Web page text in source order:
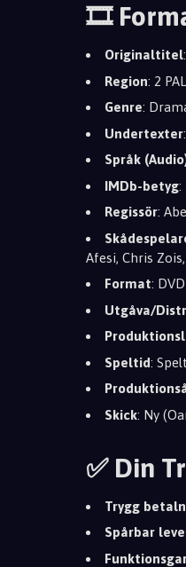
🎞️
Originaltitel
Region: 2
Genre:
Undertexter
Språk
IMDb-betyg:
Regissör:
Afesi, Chris
Format:
Utgåva/
Speltid:
Skick: Ny
✅ Din
Trygg
Spårbar